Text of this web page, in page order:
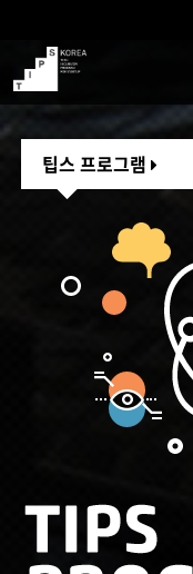
TIPS
팁스 프로그램